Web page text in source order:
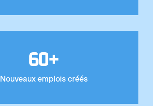
60+
Nouveaux emplois créés